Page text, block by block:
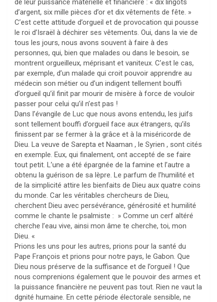
de leur puissance matérielle et financière : « dix lingots
d’argent, six mille pièces d’or et dix vêtements de fête. »
C’est cette attitude d’orgueil et de provocation qui pousse
le roi d’Israël à déchirer ses vêtements. Oui, dans la vie de
tous les jours, nous avons souvent à faire à des
personnes, qui, bien que malades ou dans le besoin, se
montrent orgueilleux, méprisant et vaniteux. C’est le cas,
par exemple, d’un malade qui croit pouvoir apprendre au
médecin son métier ou d’un indigent tellement bouffi
d’orgueil qu’il finit par mourir de misère à force de vouloir
passer pour celui qu’il n’est pas !
Dans l’évangile de Luc que nous avons entendu, les juifs
sont tellement bouffi d’orgueil face aux étrangers, qu’ils
finissent par se fermer à la grâce et à la miséricorde de
Dieu. La veuve de Sarepta et Naaman , le Syrien , sont cités
en exemple. Eux, qui finalement, ont accepté de se faire
tout petit. L’une a été épargnée de la famine et l’autre a
obtenu la guérison de sa lèpre. Le parfum de l’humilité et
de la simplicité attire les bienfaits de Dieu aux quatre coins
du monde. Car les véritables chercheurs de Dieu,
cherchent Dieu avec persévérance, générosité et humilité
comme le chante le psalmiste : » Comme un cerf altéré
cherche l’eau vive, ainsi mon âme te cherche, toi, mon
Dieu. «
Prions les uns pour les autres, prions pour la santé du
Pape François et prions pour notre pays, le Gabon. Que
Dieu nous préserve de la suffisance et de l’orgueil ! Que
nous comprenions également que le pouvoir des armes et
la puissance financière ne peuvent pas tout. Rien ne vaut la
dgnité humaine. En cette période électorale sensible, ne